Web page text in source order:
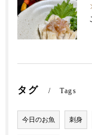
タグ Tags
今日のお魚 刺身